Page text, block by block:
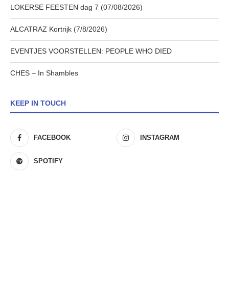
LOKERSE FEESTEN dag 7 (07/08/2026)
ALCATRAZ Kortrijk (7/8/2026)
EVENTJES VOORSTELLEN: PEOPLE WHO DIED
CHES – In Shambles
KEEP IN TOUCH
FACEBOOK INSTAGRAM
SPOTIFY